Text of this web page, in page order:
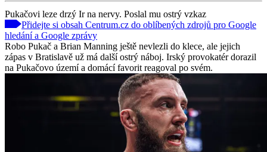
Pukačovi leze drzý Ir na nervy. Poslal mu ostrý vzkaz
Přidejte si obsah Centrum.cz do oblíbených zdrojů pro Google
hledání a Google zprávy
Robo Pukač a Brian Manning ještě nevlezli do klece, ale jejich
zápas v Bratislavě už má další ostrý náboj. Irský provokatér dorazil
na Pukačovo území a domácí favorit reagoval po svém.